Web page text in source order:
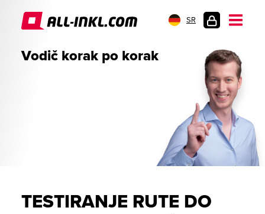
SR
Vodič korak po korak
TESTIRANJE RUTE DO